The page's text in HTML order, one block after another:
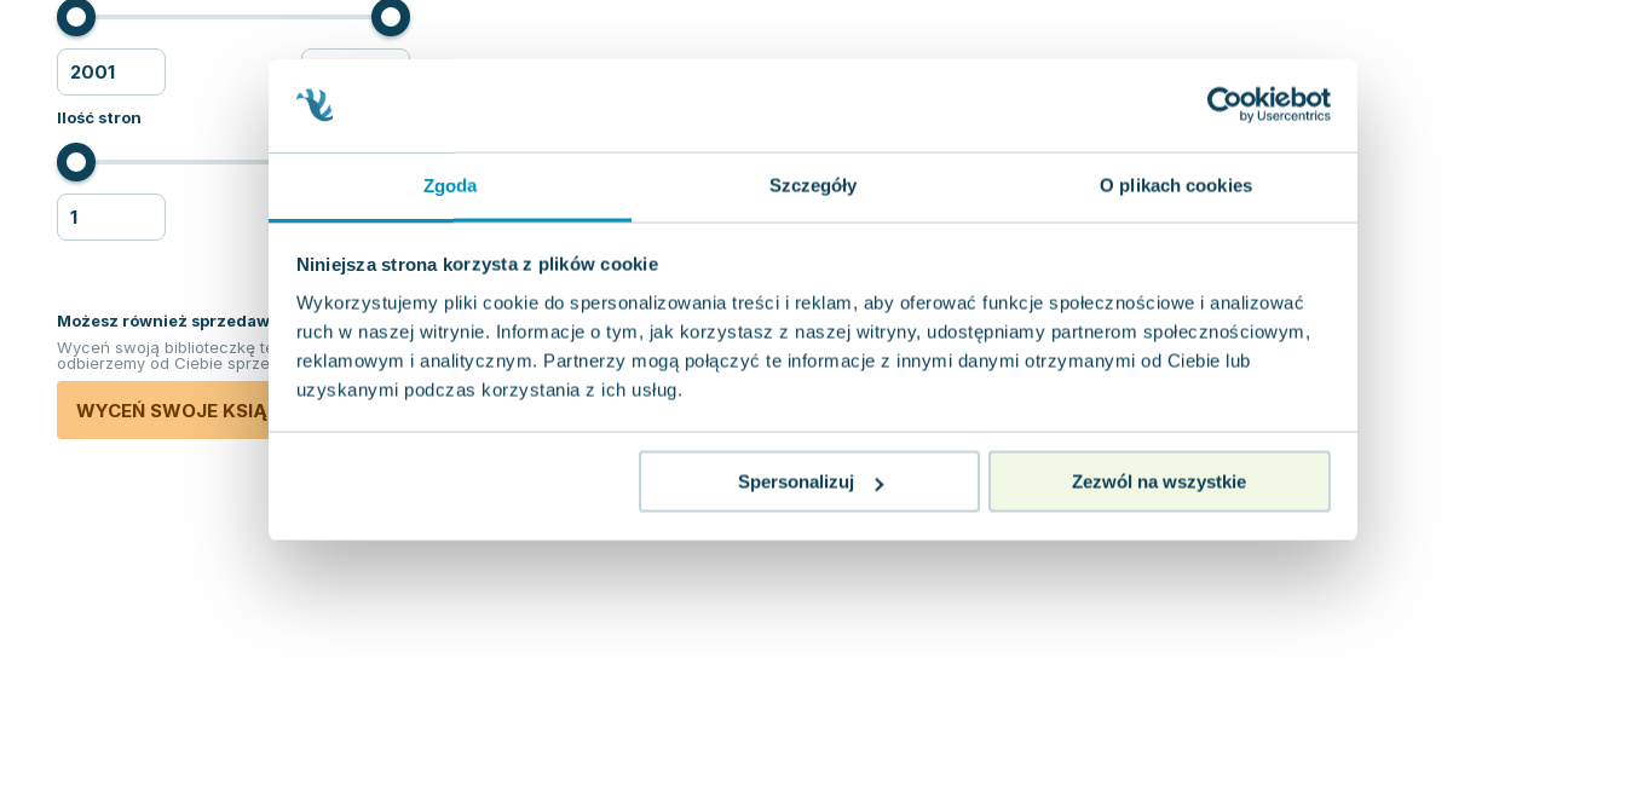
Zgoda Szczegóły O plikach cookies
Niniejsza strona korzysta z plików cookie
Wykorzystujemy pliki cookie do spersonalizowania treści i reklam, aby oferować funkcje społecznościowe i analizować
ruch w naszej witrynie. Informacje o tym, jak korzystasz z naszej witryny, udostępniamy partnerom społecznościowym,
reklamowym i analitycznym. Partnerzy mogą połączyć te informacje z innymi danymi otrzymanymi od Ciebie lub
uzyskanymi podczas korzystania z ich usług.
Spersonalizuj Zezwól na wszystkie
Ilość stron
Możesz również sprzedawać ksiązki!
Wyceń swoją biblioteczkę teraz. Odkupimy i
odbierzemy od Ciebie sprzedane książki.
WYCEŃ SWOJE KSIĄŻKI